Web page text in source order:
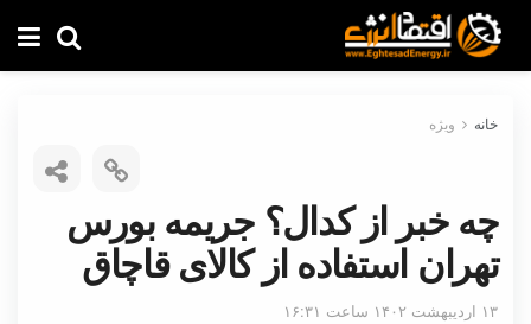
خانه ویژه
چه خبر از کدال؟ جریمه بورس
تهران استفاده از کالای قاچاق
۱۳ اردیبهشت ۱۴۰۲ ساعت ۱۶:۳۱